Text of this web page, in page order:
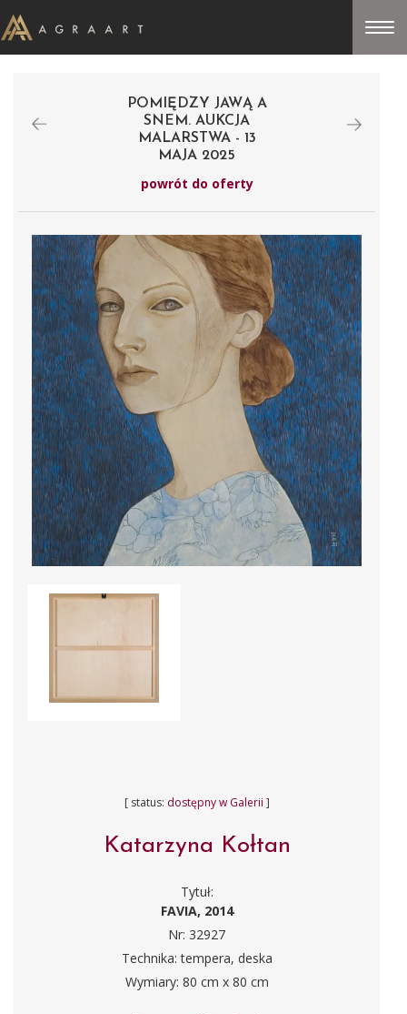
POMIĘDZY JAWĄ A
SNEM. AUKCJA
MALARSTWA - 13
MAJA 2025
powrót do oferty
[ status: dostępny w Galerii ]
Katarzyna Kołtan
Tytuł:
FAVIA, 2014
Nr: 32927
Technika: tempera, deska
Wymiary: 80 cm x 80 cm